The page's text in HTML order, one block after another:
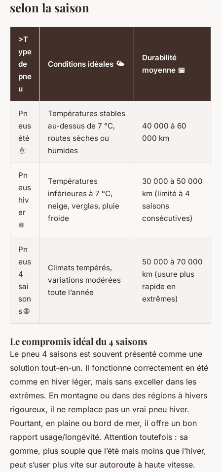
selon la saison
>T
ype
de
pne
u
Conditions idéales 🌤️
Durabilité
moyenne 📅
Pn
eus
été
🌞
Températures stables
au-dessus de 7 °C,
routes sèches ou
humides
40 000 à 60
000 km
Pn
eus
hiv
er
❄️
Températures
inférieures à 7 °C,
neige, verglas, pluie
froide
30 000 à 50 000
km (limité à 4
saisons
consécutives)
Pn
eus
4
sai
son
s 🌐
Climats tempérés,
variations modérées
toute l’année
50 000 à 70 000
km (usure plus
rapide en
extrêmes)
Le compromis idéal du 4 saisons
Le pneu 4 saisons est souvent présenté comme une
solution tout-en-un. Il fonctionne correctement en été
comme en hiver léger, mais sans exceller dans les
extrêmes. En montagne ou dans des régions à hivers
rigoureux, il ne remplace pas un vrai pneu hiver.
Pourtant, en plaine ou bord de mer, il offre un bon
rapport usage/longévité. Attention toutefois : sa
gomme, plus souple que l’été mais moins que l’hiver,
peut s’user plus vite sur autoroute à haute vitesse.